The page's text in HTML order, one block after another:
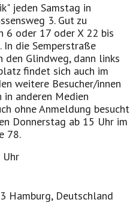
jeden Samstag in
3. Gut zu
6 oder 17 oder X 22 bis
die Semperstraße
den Glindweg, dann links
findet sich auch im
weitere Besucher/innen
anderen Medien
ohne Anmeldung besucht
Donnerstag ab 15 Uhr im
78.
Uhr
Hamburg, Deutschland